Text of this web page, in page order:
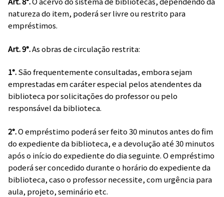
natureza do item, poderá ser livre ou restrito para
empréstimos.
Art. 9°.As obras de circulação restrita:
1°.São frequentemente consultadas, embora sejam
emprestadas em caráter especial pelos atendentes da
biblioteca por solicitações do professor ou pelo
responsável da biblioteca.
2°.O empréstimo poderá ser feito 30 minutos antes do fim
do expediente da biblioteca, e a devolução até 30 minutos
após o início do expediente do dia seguinte. O empréstimo
poderá ser concedido durante o horário do expediente da
biblioteca, caso o professor necessite, com urgência para
aula, projeto, seminário etc.